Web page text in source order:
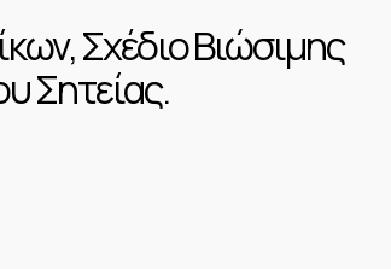
Σχέδιο Βιώσιμης
Σητείας.